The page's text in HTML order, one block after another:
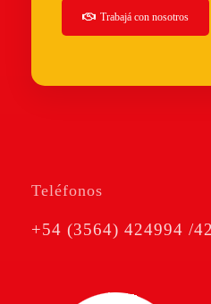
Trabajácon nosotros
Teléfonos
+54 (3564) 424994 /